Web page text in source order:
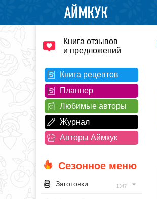
Книга отзывов
и предложений
Книга рецептов
Планнер
Любимые авторы
Журнал
Авторы Аймкук
Сезонное меню
Заготовки 1347